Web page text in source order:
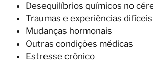
Desequilíbrios químicos no
Traumas e experiências difíceis
Mudanças hormonais
Outras condições médicas
Estresse crônico